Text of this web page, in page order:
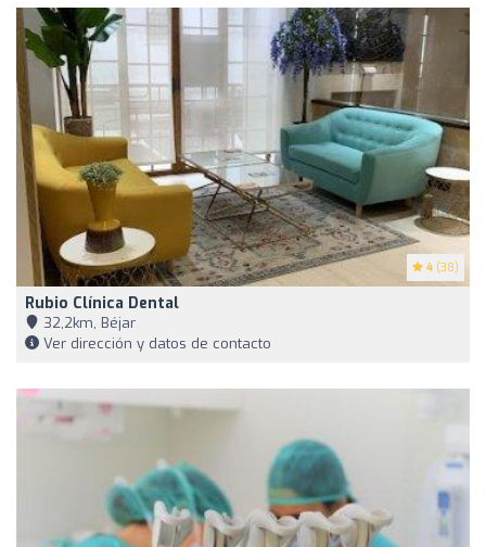
4 (38)
Rubio Clínica Dental
32,2km, Béjar
Ver dirección y datos de contacto